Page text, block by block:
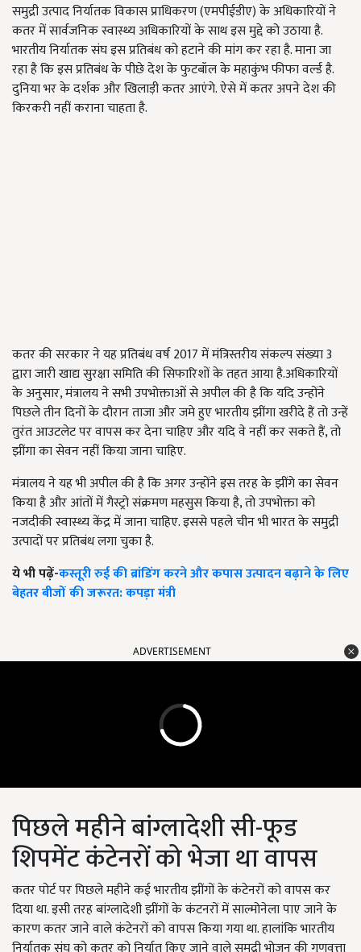
समुद्री उत्पाद निर्यातक विकास प्राधिकरण (एमपीईडीए) के अधिकारियों ने
कतर में सार्वजनिक स्वास्थ्य अधिकारियों के साथ इस मुद्दे को उठाया है.
भारतीय निर्यातक संघ इस प्रतिबंध को हटाने की मांग कर रहा है. माना जा
रहा है कि इस प्रतिबंध के पीछे देश के फुटबॉल के महाकुंभ फीफा वर्ल्ड है.
दुनिया भर के दर्शक और खिलाड़ी कतर आएंगे. ऐसे में कतर अपने देश की
किरकरी नहीं कराना चाहता है.
कतर की सरकार ने यह प्रतिबंध वर्ष 2017 में मंत्रिस्तरीय संकल्प संख्या 3
द्वारा जारी खाद्य सुरक्षा समिति की सिफारिशों के तहत आया है.अधिकारियों
के अनुसार, मंत्रालय ने सभी उपभोक्ताओं से अपील की है कि यदि उन्होंने
पिछले तीन दिनों के दौरान ताजा और जमे हुए भारतीय झींगा खरीदे हैं तो उन्हें
तुरंत आउटलेट पर वापस कर देना चाहिए और यदि वे नहीं कर सकते हैं, तो
झींगा का सेवन नहीं किया जाना चाहिए.
मंत्रालय ने यह भी अपील की है कि अगर उन्होंने इस तरह के झींगे का सेवन
किया है और आंतों में गैस्ट्रो संक्रमण महसुस किया है, तो उपभोक्ता को
नजदीकी स्वास्थ्य केंद्र में जाना चाहिए. इससे पहले चीन भी भारत के समुद्री
उत्पादों पर प्रतिबंध लगा चुका है.
ये भी पढ़ें-कस्तूरी रुई की ब्रांडिंग करने और कपास उत्पादन बढ़ाने के लिए
बेहतर बीजों की जरूरत: कपड़ा मंत्री
ADVERTISEMENT
पिछले महीने बांग्लादेशी सी-फूड
शिपमेंट कंटेनरों को भेजा था वापस
कतर पोर्ट पर पिछले महीने कई भारतीय झींगों के कंटेनरों को वापस कर
दिया था. इसी तरह बांग्लादेशी झींगों के कंटनरों में साल्मोनेला पाए जाने के
कारण कतर जाने वाले कंटेनरों को वापस किया गया था. हालांकि भारतीय